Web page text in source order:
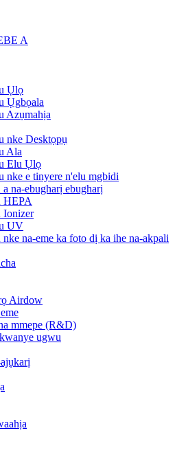
A
Ụlọ
Ụgbọala
Azụmahịa
nke Desktọpụ
Ala
Elu Ụlọ
nke e tinyere n'elu mgbidi
na-ebugharị ebugharị
HEPA
Ionizer
UV
na-eme ka foto dị ka ihe na-akpali
Airdow
mmepe (R&D)
ugwu